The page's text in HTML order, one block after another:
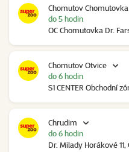
Chomutov Chomutovka
OC Chomutovka Dr.
do 5 hodin
Chomutov Otvice
S1 CENTER Obchodní
do 6 hodin
Chrudim
Dr. Milady Horákové 11,
do 6 hodin